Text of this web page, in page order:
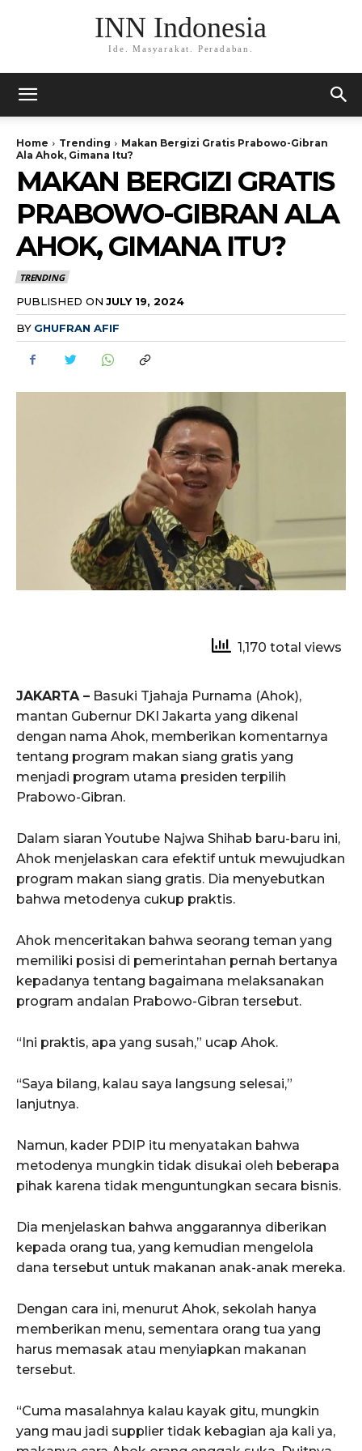
INN Indonesia
Ide. Masyarakat. Peradaban.
Home Trending
Makan Bergizi Gratis Prabowo-Gibran
Ala Ahok, Gimana Itu?
MAKAN BERGIZI GRATIS
PRABOWO-GIBRAN ALA
AHOK, GIMANA ITU?
TRENDING
PUBLISHED ON JULY 19, 2024
BY GHUFRAN AFIF
1,170 total views
JAKARTA – Basuki Tjahaja Purnama (Ahok),
mantan Gubernur DKI Jakarta yang dikenal
dengan nama Ahok, memberikan komentarnya
tentang program makan siang gratis yang
menjadi program utama presiden terpilih
Prabowo-Gibran.
Dalam siaran Youtube Najwa Shihab baru-baru ini,
Ahok menjelaskan cara efektif untuk mewujudkan
program makan siang gratis. Dia menyebutkan
bahwa metodenya cukup praktis.
Ahok menceritakan bahwa seorang teman yang
memiliki posisi di pemerintahan pernah bertanya
kepadanya tentang bagaimana melaksanakan
program andalan Prabowo-Gibran tersebut.
“Ini praktis, apa yang susah,” ucap Ahok.
“Saya bilang, kalau saya langsung selesai,”
lanjutnya.
Namun, kader PDIP itu menyatakan bahwa
metodenya mungkin tidak disukai oleh beberapa
pihak karena tidak menguntungkan secara bisnis.
Dia menjelaskan bahwa anggarannya diberikan
kepada orang tua, yang kemudian mengelola
dana tersebut untuk makanan anak-anak mereka.
Dengan cara ini, menurut Ahok, sekolah hanya
memberikan menu, sementara orang tua yang
harus memasak atau menyiapkan makanan
tersebut.
“Cuma masalahnya kalau kayak gitu, mungkin
yang mau jadi supplier tidak kebagian aja kali ya,